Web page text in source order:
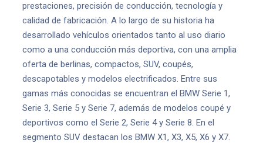
prestaciones, precisión de conducción, tecnología y
calidad de fabricación. A lo largo de su historia ha
desarrollado vehículos orientados tanto al uso diario
como a una conducción más deportiva, con una amplia
oferta de berlinas, compactos, SUV, coupés,
descapotables y modelos electrificados. Entre sus
gamas más conocidas se encuentran el BMW Serie 1,
Serie 3, Serie 5 y Serie 7, además de modelos coupé y
deportivos como el Serie 2, Serie 4 y Serie 8. En el
segmento SUV destacan los BMW X1, X3, X5, X6 y X7.